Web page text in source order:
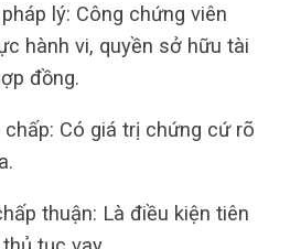
lý: Công chứng viên
hành vi, quyền sở hữu tài
đồng.
Có giá trị chứng cứ rõ
thuận: Là điều kiện tiên